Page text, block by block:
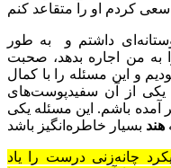
داشتم و به طور
به من اجاره بدهد، صحبت
و این مسئله را با کمال
یکی از آن سفیدپوست‌های
آمده باشم. این مسئله یکی
هند
چانه‌زنی درست را یاد